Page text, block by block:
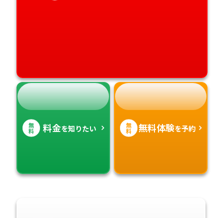
無
料 料金を知りたい 無
料 無料体験を予約